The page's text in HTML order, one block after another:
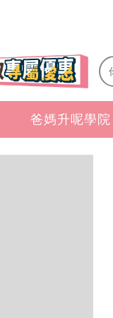
爸媽升呢學院